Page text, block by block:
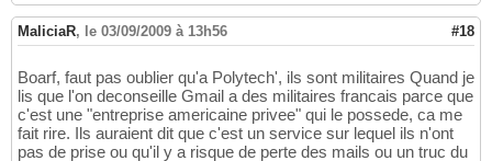
MaliciaR, le 03/09/2009 à 13h56 #18
Boarf, faut pas oublier qu'a Polytech', ils sont militaires Quand je
lis que l'on deconseille Gmail a des militaires francais parce que
c'est une "entreprise americaine privee" qui le possede, ca me
fait rire. Ils auraient dit que c'est un service sur lequel ils n'ont
pas de prise ou qu'il y a risque de perte des mails ou un truc du